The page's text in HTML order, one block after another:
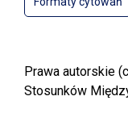
Prawa autorskie
Stosunków